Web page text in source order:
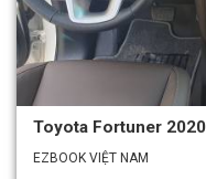
Toyota Fortuner 2020
EZBOOK VIỆT NAM